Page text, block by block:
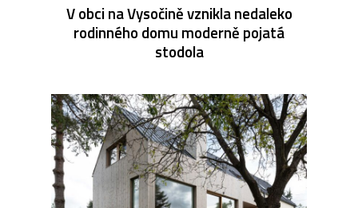
V obci na Vysočině vznikla nedaleko
rodinného domu moderně pojatá
stodola